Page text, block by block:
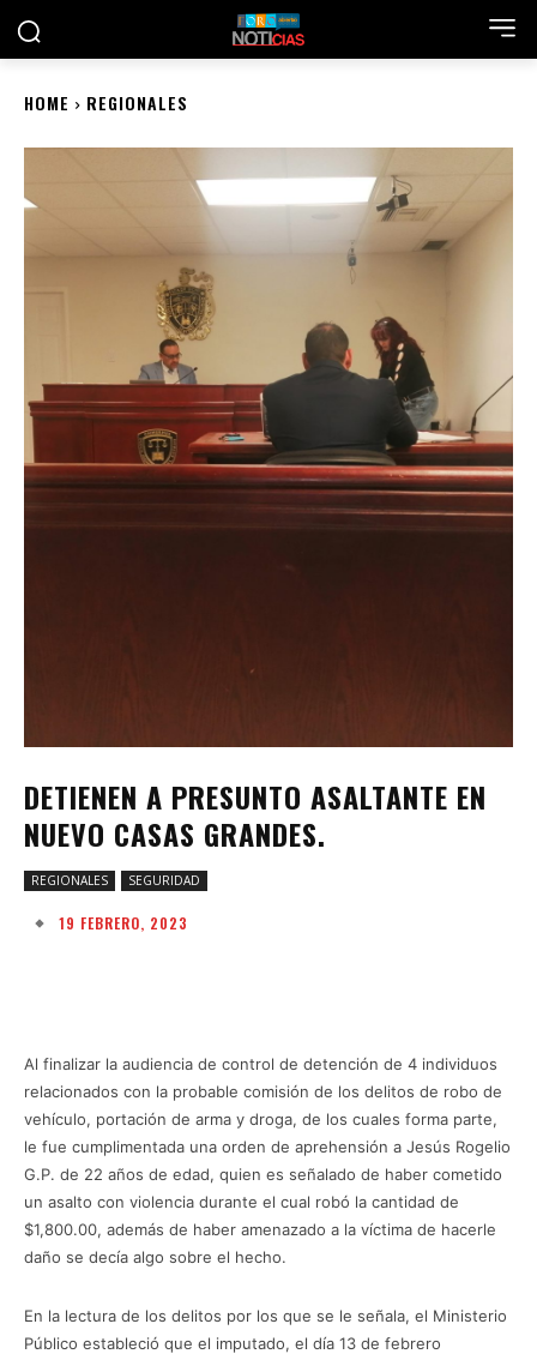
HOME REGIONALES
DETIENEN A PRESUNTO ASALTANTE EN
NUEVO CASAS GRANDES.
REGIONALES SEGURIDAD
19 FEBRERO, 2023
Al finalizar la audiencia de control de detención de 4 individuos
relacionados con la probable comisión de los delitos de robo de
vehículo, portación de arma y droga, de los cuales forma parte,
le fue cumplimentada una orden de aprehensión a Jesús Rogelio
G.P. de 22 años de edad, quien es señalado de haber cometido
un asalto con violencia durante el cual robó la cantidad de
$1,800.00, además de haber amenazado a la víctima de hacerle
daño se decía algo sobre el hecho.
En la lectura de los delitos por los que se le señala, el Ministerio
Público estableció que el imputado, el día 13 de febrero